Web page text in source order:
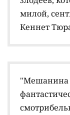
милой,
Кеннет
"Мешанина